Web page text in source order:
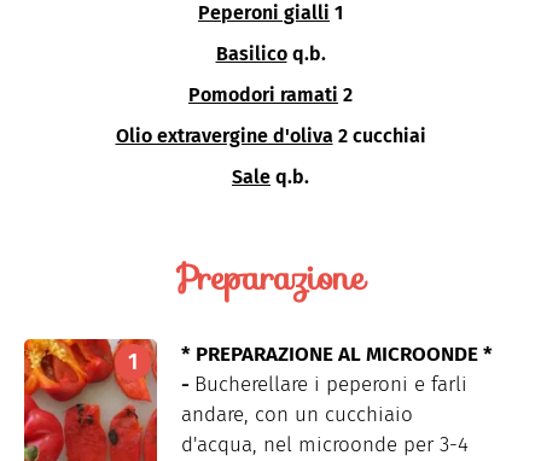
Peperoni gialli 1
Basilico q.b.
Pomodori ramati 2
Olio extravergine d'oliva 2 cucchiai
Sale q.b.
Preparazione
* PREPARAZIONE AL MICROONDE *
- Bucherellare i peperoni e farli
andare, con un cucchiaio
d'acqua, nel microonde per 3-4